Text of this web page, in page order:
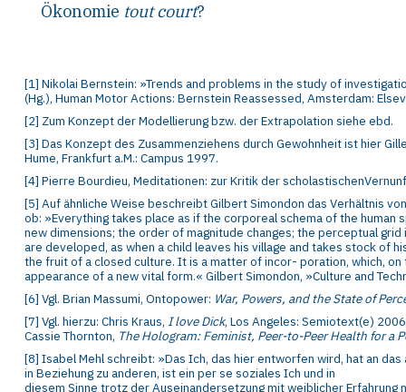
Ökonomie tout court?
[1] Nikolai Bernstein: »Trends and problems in the study of investi
(Hg.), Human Motor Actions: Bernstein Reassessed, Amsterdam:
[2] Zum Konzept der Modellierung bzw. der Extrapolation siehe ebd.
[3] Das Konzept des Zusammenziehens durch Gewohnheit ist hier
Hume, Frankfurt a.M.: Campus 1997.
[4] Pierre Bourdieu, Meditationen: zur Kritik der
[5] Auf ähnliche Weise beschreibt Gilbert Simondon das Verhältnis von
ob: »Everything takes place as if the corporeal schema of the human
newdimensions; the order of magnitude changes; the perceptual grid
are developed, as when a child leaves his village and takes stock of
the fruit of a closed culture. It is a matter of incor- poration, which, on
appearance of a new vital form.« Gilbert Simondon, »Culture and
[6] Vgl. Brian Massumi, Ontopower: War, Powers, and the State of
[7] Vgl. hierzu: Chris Kraus, I love Dick, Los Angeles: Semiotext(e)
CassieThornton, The Hologram: Feminist, Peer-to-Peer Health for a
[8] Isabel Mehl schreibt: »Das Ich, das hier entworfen wird, hat an das
in Beziehung zu anderen, ist ein per se soziales Ich und in
diesem Sinne trotzderAuseinandersetzungmitweiblicherErfahrung